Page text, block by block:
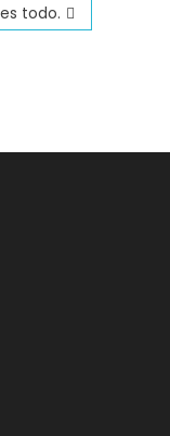
todo.